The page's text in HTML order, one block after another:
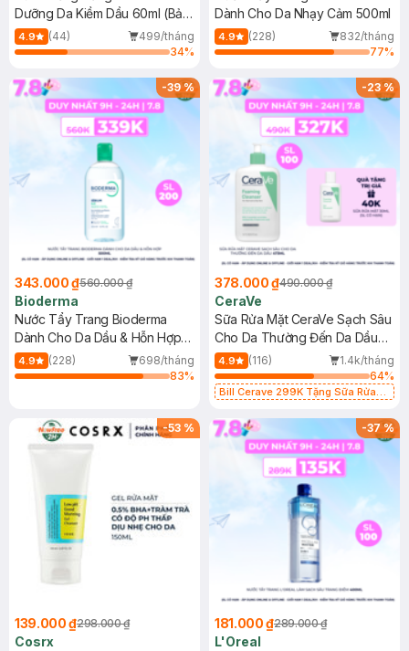
Dưỡng Da Kiềm Dầu 60ml (Bản
Mới)
4.9 (44)
499/tháng
34%
Dành Cho Da Nhạy Cảm 500ml
4.9 (228)
832/tháng
77%
-39%
343.000 ₫560.000 ₫
Bioderma
Nước Tẩy Trang Bioderma
Dành Cho Da Dầu & Hỗn Hợp
500ml
4.9 (228)
698/tháng
83%
-23%
378.000 ₫490.000 ₫
CeraVe
Sữa Rửa Mặt CeraVe Sạch Sâu
Cho Da Thường Đến Da Dầu
473ml
4.9 (116)
1.4k/tháng
64%
Bill Cerave 299K Tặng Sữa Rửa
-53 %
139.000 ₫298.000 ₫
Cosrx
-37%
181.000 ₫289.000 ₫
L'Oreal